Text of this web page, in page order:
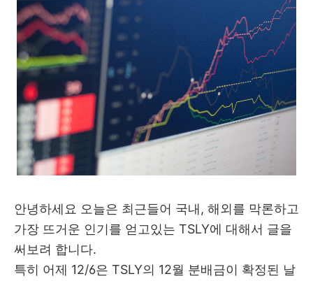
안녕하세요 오늘은 최근들어 국내, 해외를 막론하고
가장 뜨거운 인기를 얻고있는 TSLY에 대해서 글을
써보려 합니다.
특히 어제 12/6은 TSLY의 12월 분배금이 확정된 날